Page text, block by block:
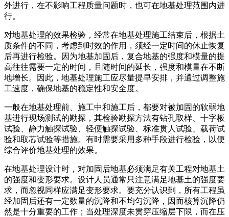
外进行，在不影响工程质量问题时，也可在地基处理范围内进
行。
对地基处理的效果检验，经常在地基处理施工结束后，根据土
质条件的不同，考虑到时效的作用，须经一定时间的休止恢复
后再进行检验。因为地基加固后，复合地基的强度和模量的提
高往往需要一定的时间，且随时间的延长，强度和模量在不断
地增长。因此，地基处理施工应尽量提早安排，并通过调整施
工速度，确保地基的稳定性和安全度。
一般在地基处理前、施工中和施工后，都要对被加固的软弱地
基进行现场测试的勘探，其检验勘探方法有钻孔取样、十字板
试验、静力触探试验、轻便触探试验、标准贯人试验、载荷试
验和取芯试验等措施。有时需要采用多种手段进行检验，以便
综合评价地基处理的效果。
在地基处理设计时，对加固后地基必须满足有关工程对地基土
的强度和变形要求。设计人员通常只注意满足地基土的强度要
求，而忽视同样应满足变形要求。要充分认识到，所有工程虽
经加固后还有一定数量的沉降和不均匀沉降，因而核算沉降仍
然是十分重要的工作；当处理深度未贯穿压缩层下限，而在压